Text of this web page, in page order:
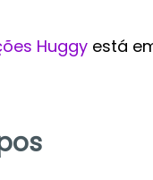
Huggyestá